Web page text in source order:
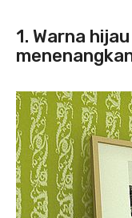
1. Warna